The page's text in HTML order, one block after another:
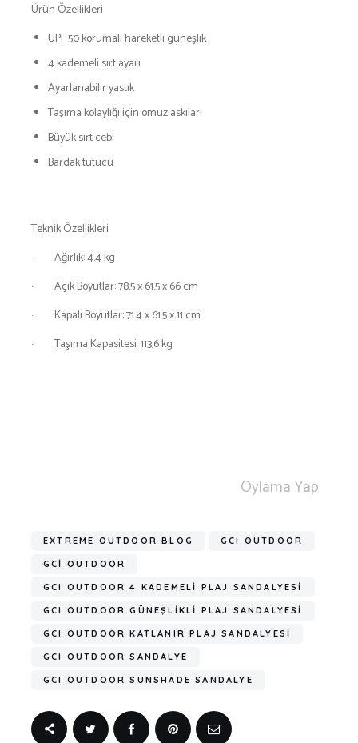
Ürün Özellikleri
UPF 50 korumalı hareketli güneşlik
4 kademeli sırt ayarı
Ayarlanabilir yastık
Taşıma kolaylığı için omuz askıları
Büyük sırt cebi
Bardak tutucu
Teknik Özellikleri
· Ağırlık: 4.4 kg
· Açık Boyutlar: 78.5 x 61.5 x 66 cm
· Kapalı Boyutlar: 71.4 x 61.5 x 11 cm
· Taşıma Kapasitesi: 113,6 kg
Oylama Yap
EXTREME OUTDOOR BLOG GCI OUTDOOR
GCİ OUTDOOR
GCI OUTDOOR 4 KADEMELİ PLAJ SANDALYESİ
GCI OUTDOOR GÜNEŞLİKLİ PLAJ SANDALYESİ
GCI OUTDOOR KATLANIR PLAJ SANDALYESİ
GCI OUTDOOR SANDALYE
GCI OUTDOOR SUNSHADE SANDALYE